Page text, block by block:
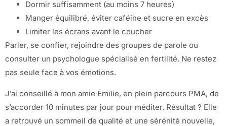
Dormir suffisamment (au moins 7 heures)
Manger équilibré, éviter caféine et sucre en excès
Limiter les écrans avant le coucher
Parler, se confier, rejoindre des groupes de parole ou
consulter un psychologue spécialisé en fertilité. Ne restez
pas seule face à vos émotions.
J’ai conseillé à mon amie Émilie, en plein parcours PMA, de
s’accorder 10 minutes par jour pour méditer. Résultat ? Elle
a retrouvé un sommeil de qualité et une sérénité nouvelle,